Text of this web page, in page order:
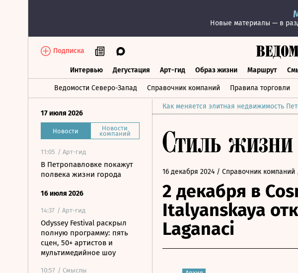
Новые материалы — в
Подписка
Интервью Дегустация Арт-гид Образ жизни Маршрут
Ведомости Северо-Запад Справочник компаний Правила торговли
Интервью Дегустация Арт-гид Образ жизни Маршрут
Как меняется элитная недвижимость
17 июля 2026
Новости Новости
компаний
11:05 / Арт-гид
В Петропавловке покажут
полвека жизни города
16 июля 2026
14:37 / Арт-гид
Odyssey Festival раскрыл
полную программу: пять
сцен, 50+ артистов и
мультимедийное шоу
10:57 / Смыслы
16 декабря 2024 / Справочник компаний
2 декабря в
Italyanskaya
Laganaci